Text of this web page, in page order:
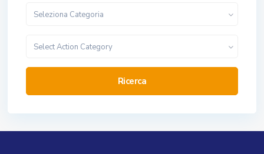
Seleziona Categoria
Select Action Category
Ricerca